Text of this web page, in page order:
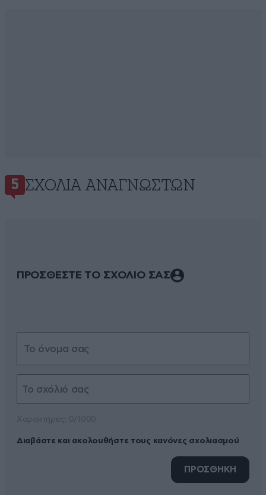
5 ΣΧΌΛΙΑ ΑΝΑΓΝΩΣΤΏΝ
ΠΡΟΣΘΕΣΤΕ ΤΟ ΣΧΟΛΙΟ ΣΑΣ
Διαβάστε και ακολουθήστε τους κανόνες σχολιασμού
ΠΡΟΣΘΗΚΗ